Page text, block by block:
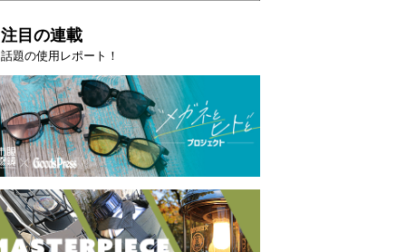
注目の連載
話題の使用レポート！